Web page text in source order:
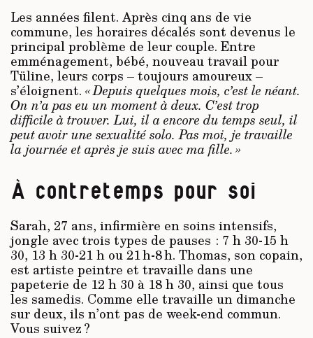
Les années filent. Après cinq ans de vie
commune, les horaires décalés sont devenus le
principal problème de leur couple. Entre
emménagement, bébé, nouveau travail pour
Tüline, leurs corps – toujours amoureux –
s’éloignent. « Depuis quelques mois, c’est le néant.
On n’a pas eu un moment à deux. C’est trop
difficile à trouver. Lui, il a encore du temps seul, il
peut avoir une sexualité solo. Pas moi, je travaille
la journée et après je suis avec ma fille. »
À contretemps pour soi
Sarah, 27 ans, infirmière en soins intensifs,
jongle avec trois types de pauses : 7 h 30-15 h
30, 13 h 30-21 h ou 21 h-8 h. Thomas, son copain,
est artiste peintre et travaille dans une
papeterie de 12 h 30 à 18 h 30, ainsi que tous
les samedis. Comme elle travaille un dimanche
sur deux, ils n’ont pas de week-end commun.
Vous suivez ?